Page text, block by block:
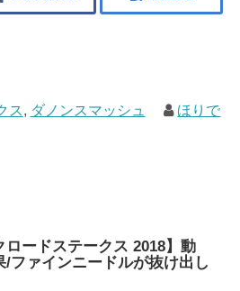
ス, ダノンスマッシュ
ほりで
ロードステークス 2018】動
/ファインニードルが抜け出し